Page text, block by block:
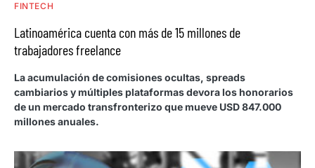
FINTECH
Latinoamérica cuenta con más de 15 millones de
trabajadores freelance
La acumulación de comisiones ocultas, spreads
cambiarios y múltiples plataformas devora los honorarios
de un mercado transfronterizo que mueve USD 847.000
millones anuales.